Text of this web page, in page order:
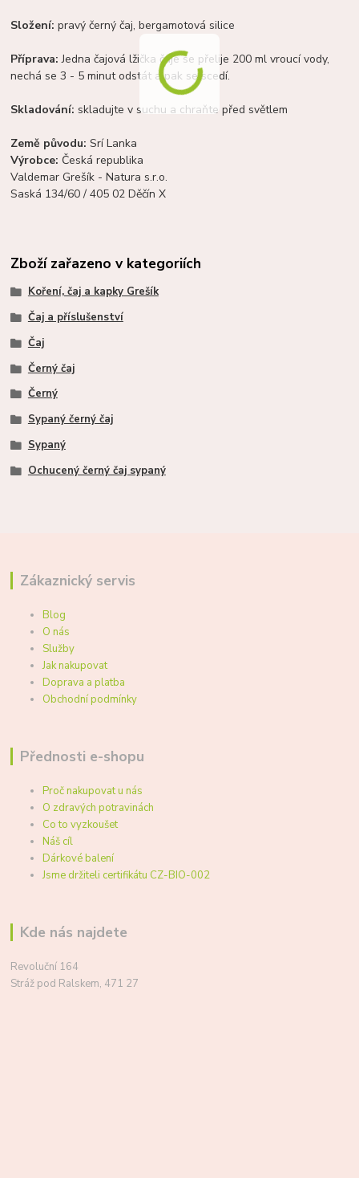
Složení: pravý černý čaj, bergamotová silice
Příprava: Jedna čajová lžička čaje se přelije 200 ml vroucí vody,
nechá se 3 - 5 minut odstát a pak se scedí.
Skladování: skladujte v suchu a chraňte před světlem
Země původu:Srí Lanka
Výrobce: Česká republika
Valdemar Grešík - Natura s.r.o.
Saská 134/60 / 405 02 Děčín X
Zboží zařazeno v kategoriích
Koření, čaj a kapky Grešík
Čaj a příslušenství
Čaj
Černý čaj
Černý
Sypaný černý čaj
Sypaný
Ochucený černý čaj sypaný
Zákaznický servis
Blog
O nás
Služby
Jak nakupovat
Doprava a platba
Obchodní podmínky
Přednosti e-shopu
Proč nakupovat u nás
O zdravých potravinách
Co to vyzkoušet
Náš cíl
Dárkové balení
Jsme držiteli certifikátu CZ-BIO-002
Kde nás najdete
Revoluční 164
Stráž pod Ralskem, 471 27